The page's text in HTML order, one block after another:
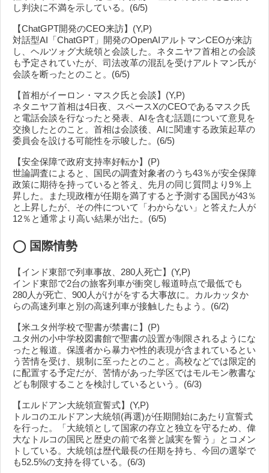
し判決に不満を示している。(6/5)
【ChatGPT開発のCEO来訪】(Y,P)
対話型AI「ChatGPT」開発のOpenAIアルトマンCEOが来訪
し、ヘルツォグ大統領と会談した。ネタニヤフ首相との会談
も予定されていたが、司法改革の混乱を受けアルトマン氏が
会談を断ったとのこと。(6/5)
【首相がイーロン・マスク氏と会談】(Y,P)
ネタニヤフ首相は4日夜、スペースXのCEOであるマスク氏
と電話会談を行なったと発表、AIを含む話題について意見を
交換したとのこと。首相は会談後、AIに関連する政策起草の
委員会を設ける可能性を示唆した。(6/5)
【安全保障で政府支持率好転か】(P)
世論調査によると、国民の調査対象者のうち43％が安全保障
政策に期待を持っていると答え、先月の同じ質問より9％上
昇した。また現政権が任期を満了すると予測する国民が43％
と上昇したが、その件について「わからない」と答えた人が
12％と通常より高い結果が出た。(6/5)
◯ 国際情勢
【インド東部で列車事故、280人死亡】(Y,P)
インド東部で2台の旅客列車が衝突し報道時点で最低でも
280人が死亡、900人がけがをする大事故に。カルカッタか
らの高速列車と別の高速列車が接触したもよう。(6/2)
【米ユタ州学校で聖書が禁書に】(P)
ユタ州の小中学校図書館で聖書の設置が制限されるようにな
ったと報道。保護者から暴力や性的表現が含まれているとい
う苦情を受け、規制に至ったとのこと。高校などでは限定的
に配置する予定だが、苦情があった学区ではモルモン教書な
ども制限することを検討しているという。(6/3)
【エルドアン大統領宣誓式】(Y,P)
トルコのエルドアン大統領(再選)が任期開始にあたり宣誓式
を行った。「大統領として国家の存立と独立を守るため、偉
大なトルコの国民と歴史の前で名誉と誠実を誓う」とコメン
トしている。大統領は歴代最長の任期を持ち、今回の選挙で
も52.5%の支持を得ている。(6/3)